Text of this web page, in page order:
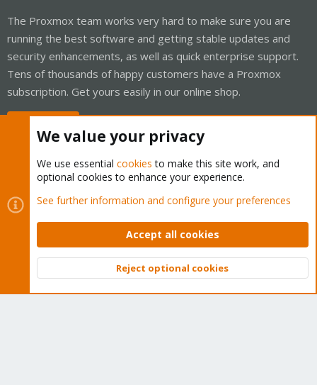
The Proxmox team works very hard to make sure you are
running the best software and getting stable updates and
security enhancements, as well as quick enterprise support.
Tens of thousands of happy customers have a Proxmox
subscription. Get yours easily in our online shop.
Cookies
Proxmox Support Forum - Light Mode
Contact us
Terms and rules Privacy policy Help Home
Community platform by XenForo © 2010-2026 XenForo Ltd.
Top
We value your privacy
We use essential cookies to make this site work, and
optional cookies to enhance your experience.
See further information and configure your preferences
Accept all cookies
Reject optional cookies